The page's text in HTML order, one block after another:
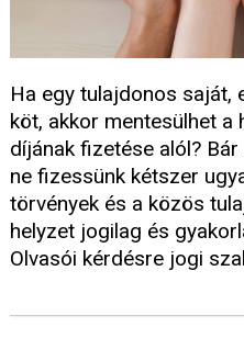
Ha egy tulajdonos saját,
köt, akkor mentesülhet
díjának fizetése alól?
ne fizessünk kétszer
törvények és a közös
helyzet jogilag és
Olvasói kérdésre jogi